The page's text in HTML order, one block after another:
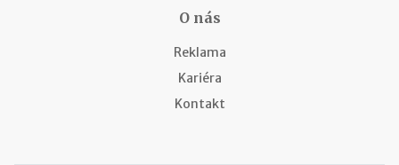
O nás
Reklama
Kariéra
Kontakt